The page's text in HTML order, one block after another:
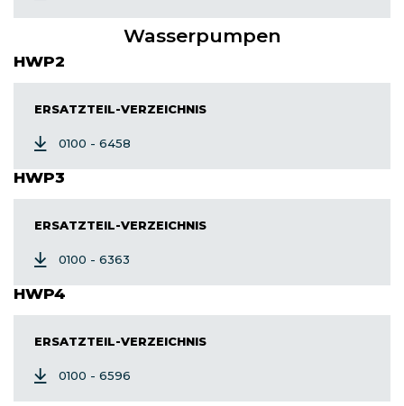
Wasserpumpen
HWP2
ERSATZTEIL-VERZEICHNIS
0100 - 6458
HWP3
ERSATZTEIL-VERZEICHNIS
0100 - 6363
HWP4
ERSATZTEIL-VERZEICHNIS
0100 - 6596